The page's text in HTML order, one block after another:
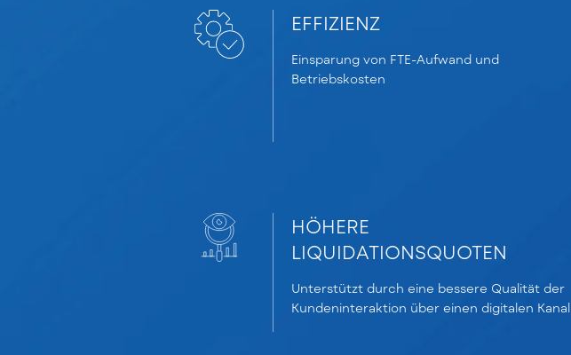
EFFIZIENZ
Einsparung von FTE-Aufwand und
Betriebskosten
HÖHERE
LIQUIDATIONSQUOTEN
Unterstützt durch eine bessere Qualität der
Kundeninteraktion über einen digitalen Kanal